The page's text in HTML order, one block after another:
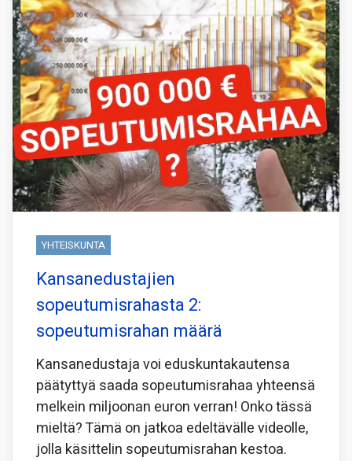
YHTEISKUNTA
Kansanedustajien
sopeutumisrahasta 2:
sopeutumisrahan määrä
Kansanedustaja voi eduskuntakautensa
päätyttyä saada sopeutumisrahaa yhteensä
melkein miljoonan euron verran! Onko tässä
mieltä? Tämä on jatkoa edeltävälle videolle,
jolla käsittelin sopeutumisrahan kestoa.